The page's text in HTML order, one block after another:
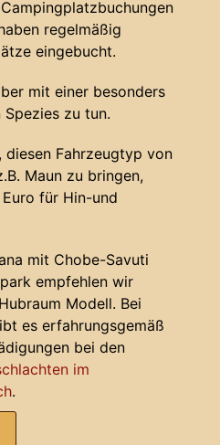
regelmäßig
eingebucht.
mit einer besonders
zu tun.
diesen Fahrzeugtyp von
Maun zu bringen,
für Hin-und
mit Chobe-Savuti
empfehlen wir
Modell. Bei
es erfahrungsgemäß
bei den
im
.